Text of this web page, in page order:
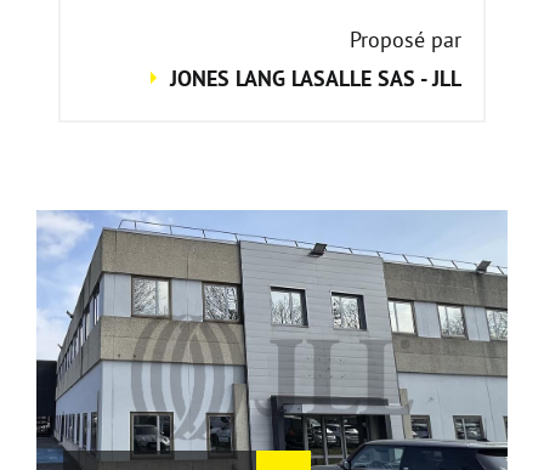
Proposé par
JONES LANG LASALLE SAS - JLL